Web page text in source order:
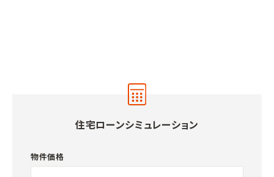
住宅ローンシミュレーション
物件価格